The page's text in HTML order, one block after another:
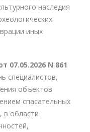
наследия
иных
07.05.2026 N 861
специалистов,
объектов
спасательных
в области